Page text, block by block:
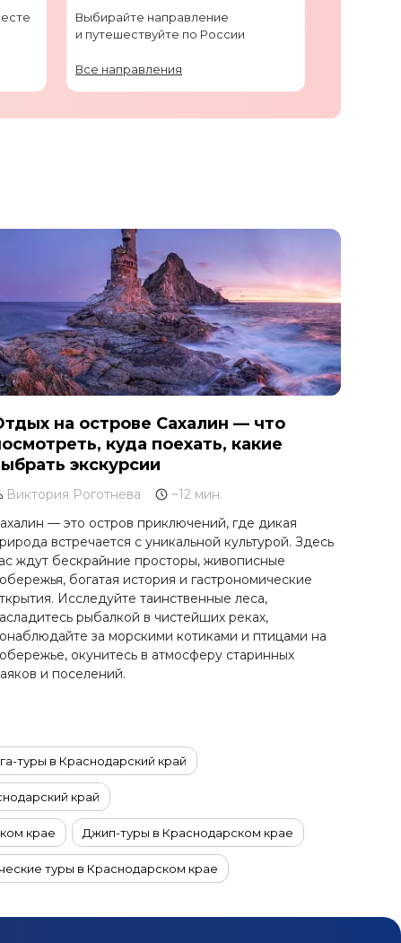
Выбирайте направление
и путешествуйте по России
Все направления
на острове Сахалин — что
куда поехать, какие
экскурсии
Виктория Роготнева
~12 мин.
— это остров приключений, где дикая
встречается с уникальной культурой. Здесь
ждут бескрайние просторы, живописные
богатая история и гастрономические
Исследуйте таинственные леса,
рыбалкой в чистейших реках,
за морскими котиками и птицами на
окунитесь в атмосферу старинных
и поселений.
туры в Краснодарский край
край
крае Джип-туры в Краснодарском крае
туры в Краснодарском крае